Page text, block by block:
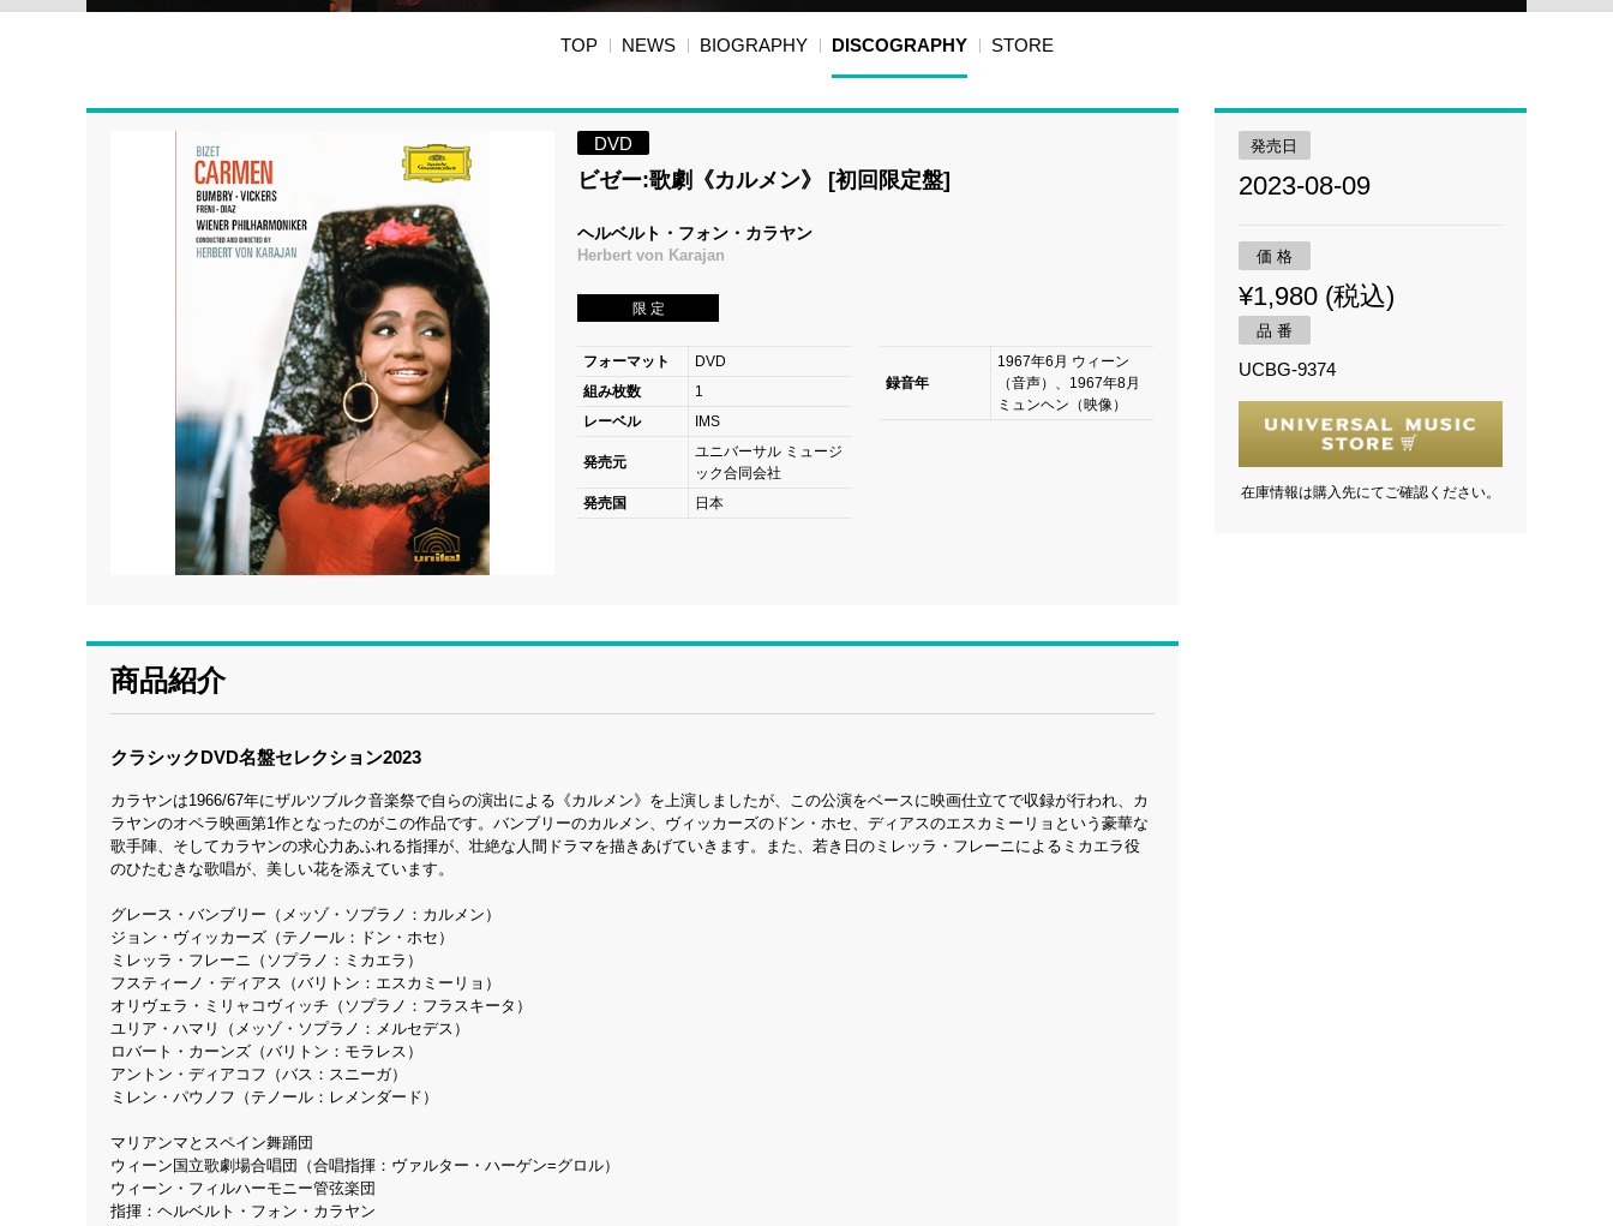
TOP NEWS BIOGRAPHY DISCOGRAPHY STORE
DVD
ビゼー:歌劇《カルメン》 [初回限定盤]
ヘルベルト・フォン・カラヤン
Herbert von Karajan
限 定
フォーマット
DVD
組み枚数
1
レーベル
IMS
発売元
ユニバーサル ミュージ
ック合同会社
発売国
日本
録音年
1967年6月 ウィーン
（音声）、1967年8月
ミュンヘン（映像）
商品紹介
クラシックDVD名盤セレクション2023
カラヤンは1966/67年にザルツブルク音楽祭で自らの演出による《カルメン》を上演しましたが、この公演をベースに映画仕立てで収録が行われ、カ
ラヤンのオペラ映画第1作となったのがこの作品です。バンブリーのカルメン、ヴィッカーズのドン・ホセ、ディアスのエスカミーリョという豪華な
歌手陣、そしてカラヤンの求心力あふれる指揮が、壮絶な人間ドラマを描きあげていきます。また、若き日のミレッラ・フレーニによるミカエラ役
のひたむきな歌唱が、美しい花を添えています。
グレース・バンブリー（メッゾ・ソプラノ：カルメン）
ジョン・ヴィッカーズ（テノール：ドン・ホセ）
ミレッラ・フレーニ（ソプラノ：ミカエラ）
フスティーノ・ディアス（バリトン：エスカミーリョ）
オリヴェラ・ミリャコヴィッチ（ソプラノ：フラスキータ）
ユリア・ハマリ（メッゾ・ソプラノ：メルセデス）
ロバート・カーンズ（バリトン：モラレス）
アントン・ディアコフ（バス：スニーガ）
ミレン・パウノフ（テノール：レメンダード）
マリアンマとスペイン舞踊団
ウィーン国立歌劇場合唱団（合唱指揮：ヴァルター・ハーゲン=グロル）
ウィーン・フィルハーモニー管弦楽団
指揮：ヘルベルト・フォン・カラヤン
発売日
2023-08-09
価 格
¥1,980 (税込)
品 番
UCBG-9374
在庫情報は購入先にてご確認ください。